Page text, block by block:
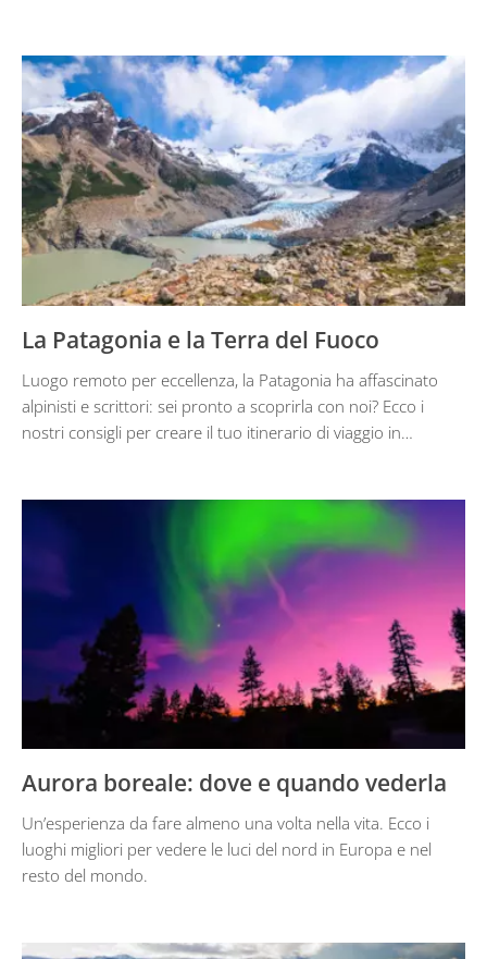
La Patagonia e la Terra del Fuoco
Luogo remoto per eccellenza, la Patagonia ha affascinato
alpinisti e scrittori: sei pronto a scoprirla con noi? Ecco i
nostri consigli per creare il tuo itinerario di viaggio in…
Aurora boreale: dove e quando vederla
Un’esperienza da fare almeno una volta nella vita. Ecco i
luoghi migliori per vedere le luci del nord in Europa e nel
resto del mondo.